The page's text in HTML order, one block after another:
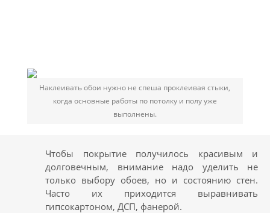
Наклеивать обои нужно не спеша проклеивая стыки,
когда основные работы по потолку и полу уже
выполнены.
Чтобы покрытие получилось красивым и
долговечным, внимание надо уделить не
только выбору обоев, но и состоянию стен.
Часто их приходится выравнивать
гипсокартоном, ДСП, фанерой.